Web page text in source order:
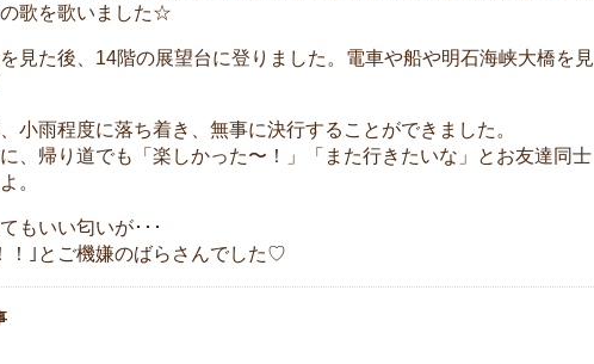
歌を歌いました☆
見た後、14階の展望台に登りました。電車や船や明石海峡大橋を見
小雨程度に落ち着き、無事に決行することができました。
、帰り道でも「楽しかった〜！」「また行きたいな」とお友達同士
。
もいい匂いが･･･
！｣とご機嫌のばらさんでした♡